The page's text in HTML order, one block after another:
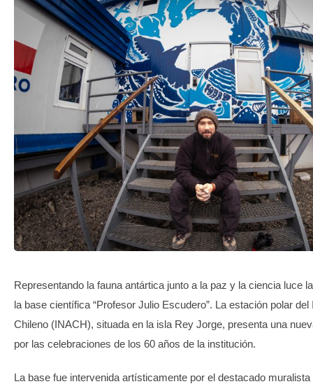
AUDIOS
VIDEOS
GALERIA DE FOTOS
APP MÓVIL
TRANSPARENCIA
Representando la fauna antártica junto a la paz y la ciencia luce
la base científica “Profesor Julio Escudero”. La estación polar del
Chileno (INACH), situada en la isla Rey Jorge, presenta una
por las celebraciones de los 60 años de la institución.
La base fue intervenida artísticamente por el destacado